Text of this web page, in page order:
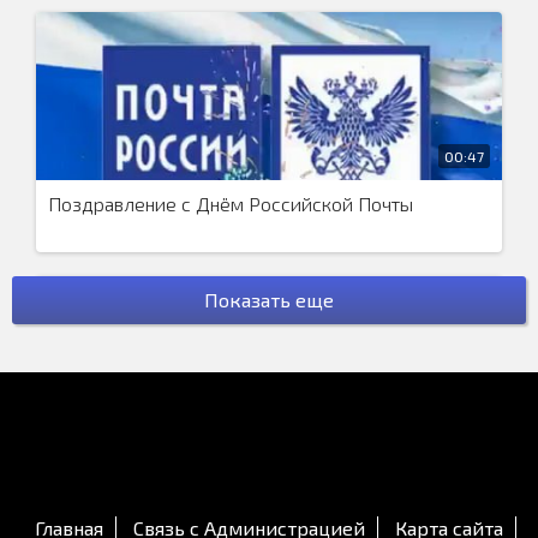
00:47
Поздравление с Днём Российской Почты
Показать еще
Главная Связь с Администрацией Карта сайта